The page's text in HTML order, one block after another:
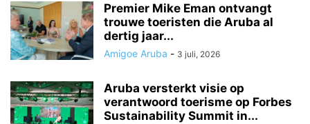
Premier Mike Eman ontvangt
trouwe toeristen die Aruba al
dertig jaar...
Amigoe Aruba - 3 juli, 2026
Aruba versterkt visie op
verantwoord toerisme op Forbes
Sustainability Summit in...